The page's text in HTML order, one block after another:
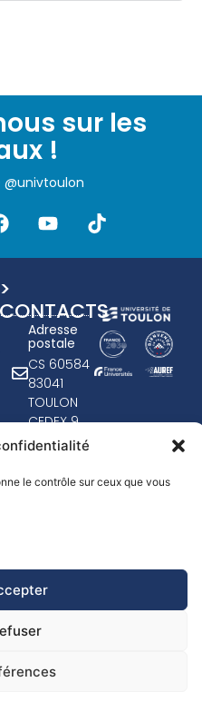
le contrôle sur ceux que vous
sur les
!
>
CONTACTS
Adresse
postale
CS 60584
83041
TOULON
CEDEX 9
+33 (0)4
00
de
contact
conforme